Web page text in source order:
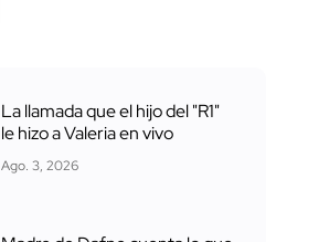
La llamada que el hijo del "R1"
le hizo a Valeria en vivo
Ago. 3, 2026